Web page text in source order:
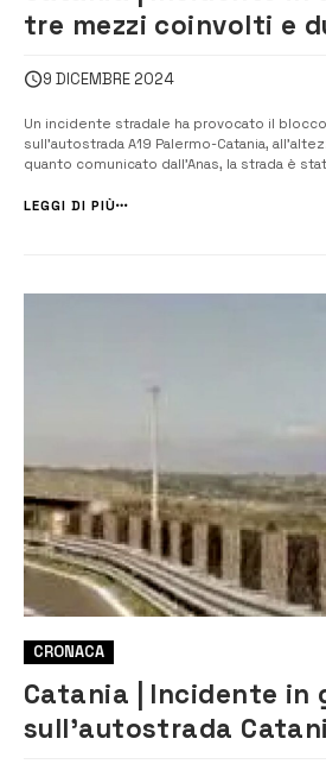
tre mezzi coinvolti e
9 DICEMBRE 2024
Un incidente stradale ha provocato il
sull’autostrada A19 Palermo-Catania,
quanto comunicato dall’Anas, la strada è
25,700. La dinamica dell’incidente è ancora
LEGGI DI PIÙ
CRONACA
Catania | Incidente in
sull’autostrada